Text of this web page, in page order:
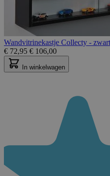
Wandvitrinekastje Collecty -
€ 72,95 € 106,00
In winkelwagen